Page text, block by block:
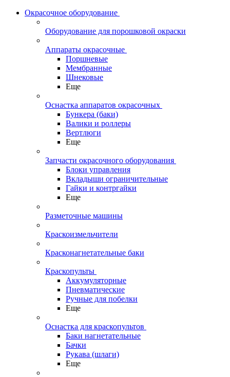
Окрасочное оборудование
Оборудование для порошковой окраски
Аппараты окрасочные
Поршневые
Мембранные
Шнековые
Еще
Оснастка аппаратов окрасочных
Бункера (баки)
Валики и роллеры
Вертлюги
Еще
Запчасти окрасочного оборудования
Блоки управления
Вкладыши ограничительные
Гайки и контргайки
Еще
Разметочные машины
Краскоизмельчители
Красконагнетательные баки
Краскопульты
Аккумуляторные
Пневматические
Ручные для побелки
Еще
Оснастка для краскопультов
Баки нагнетательные
Бачки
Рукава (шлаги)
Еще